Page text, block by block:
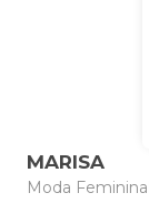
MARISA
Moda Feminina